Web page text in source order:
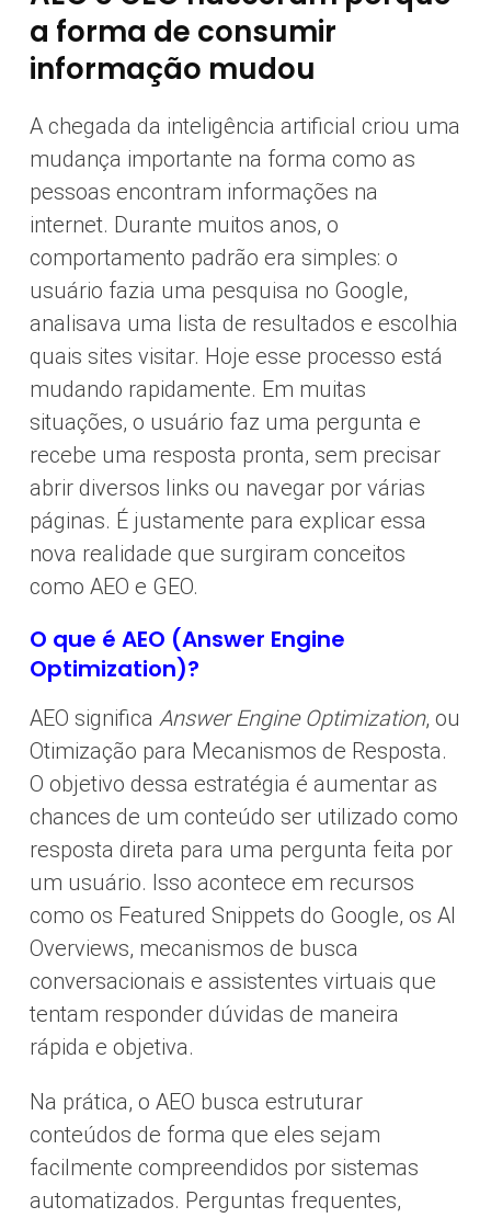
a forma de consumir
informação mudou
A chegada da inteligência artificial criou uma
mudança importante na forma como as
pessoas encontram informações na
internet. Durante muitos anos, o
comportamento padrão era simples: o
usuário fazia uma pesquisa no Google,
analisava uma lista de resultados e escolhia
quais sites visitar. Hoje esse processo está
mudando rapidamente. Em muitas
situações, o usuário faz uma pergunta e
recebe uma resposta pronta, sem precisar
abrir diversos links ou navegar por várias
páginas. É justamente para explicar essa
nova realidade que surgiram conceitos
como AEO e GEO.
O que é AEO (Answer Engine
Optimization)?
AEO significa Answer Engine Optimization, ou
Otimização para Mecanismos de Resposta.
O objetivo dessa estratégia é aumentar as
chances de um conteúdo ser utilizado como
resposta direta para uma pergunta feita por
um usuário. Isso acontece em recursos
como os Featured Snippets do Google, os AI
Overviews, mecanismos de busca
conversacionais e assistentes virtuais que
tentam responder dúvidas de maneira
rápida e objetiva.
Na prática, o AEO busca estruturar
conteúdos de forma que eles sejam
facilmente compreendidos por sistemas
automatizados. Perguntas frequentes,